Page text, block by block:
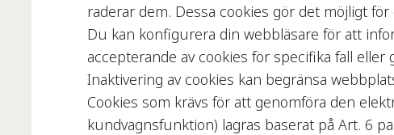
raderar dem. Dessa cookies gör det möjligt
Du kan konfigurera din webbläsare för att
accepterande av cookies för specifika fall
Inaktivering av cookies kan begränsa
Cookies som krävs för att genomföra den
kundvagnsfunktion) lagras baserat på Art. 6